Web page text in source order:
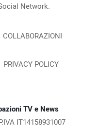
Network.
COLLABORAZIONI
PRIVACY POLICY
TV e News
IT14158931007